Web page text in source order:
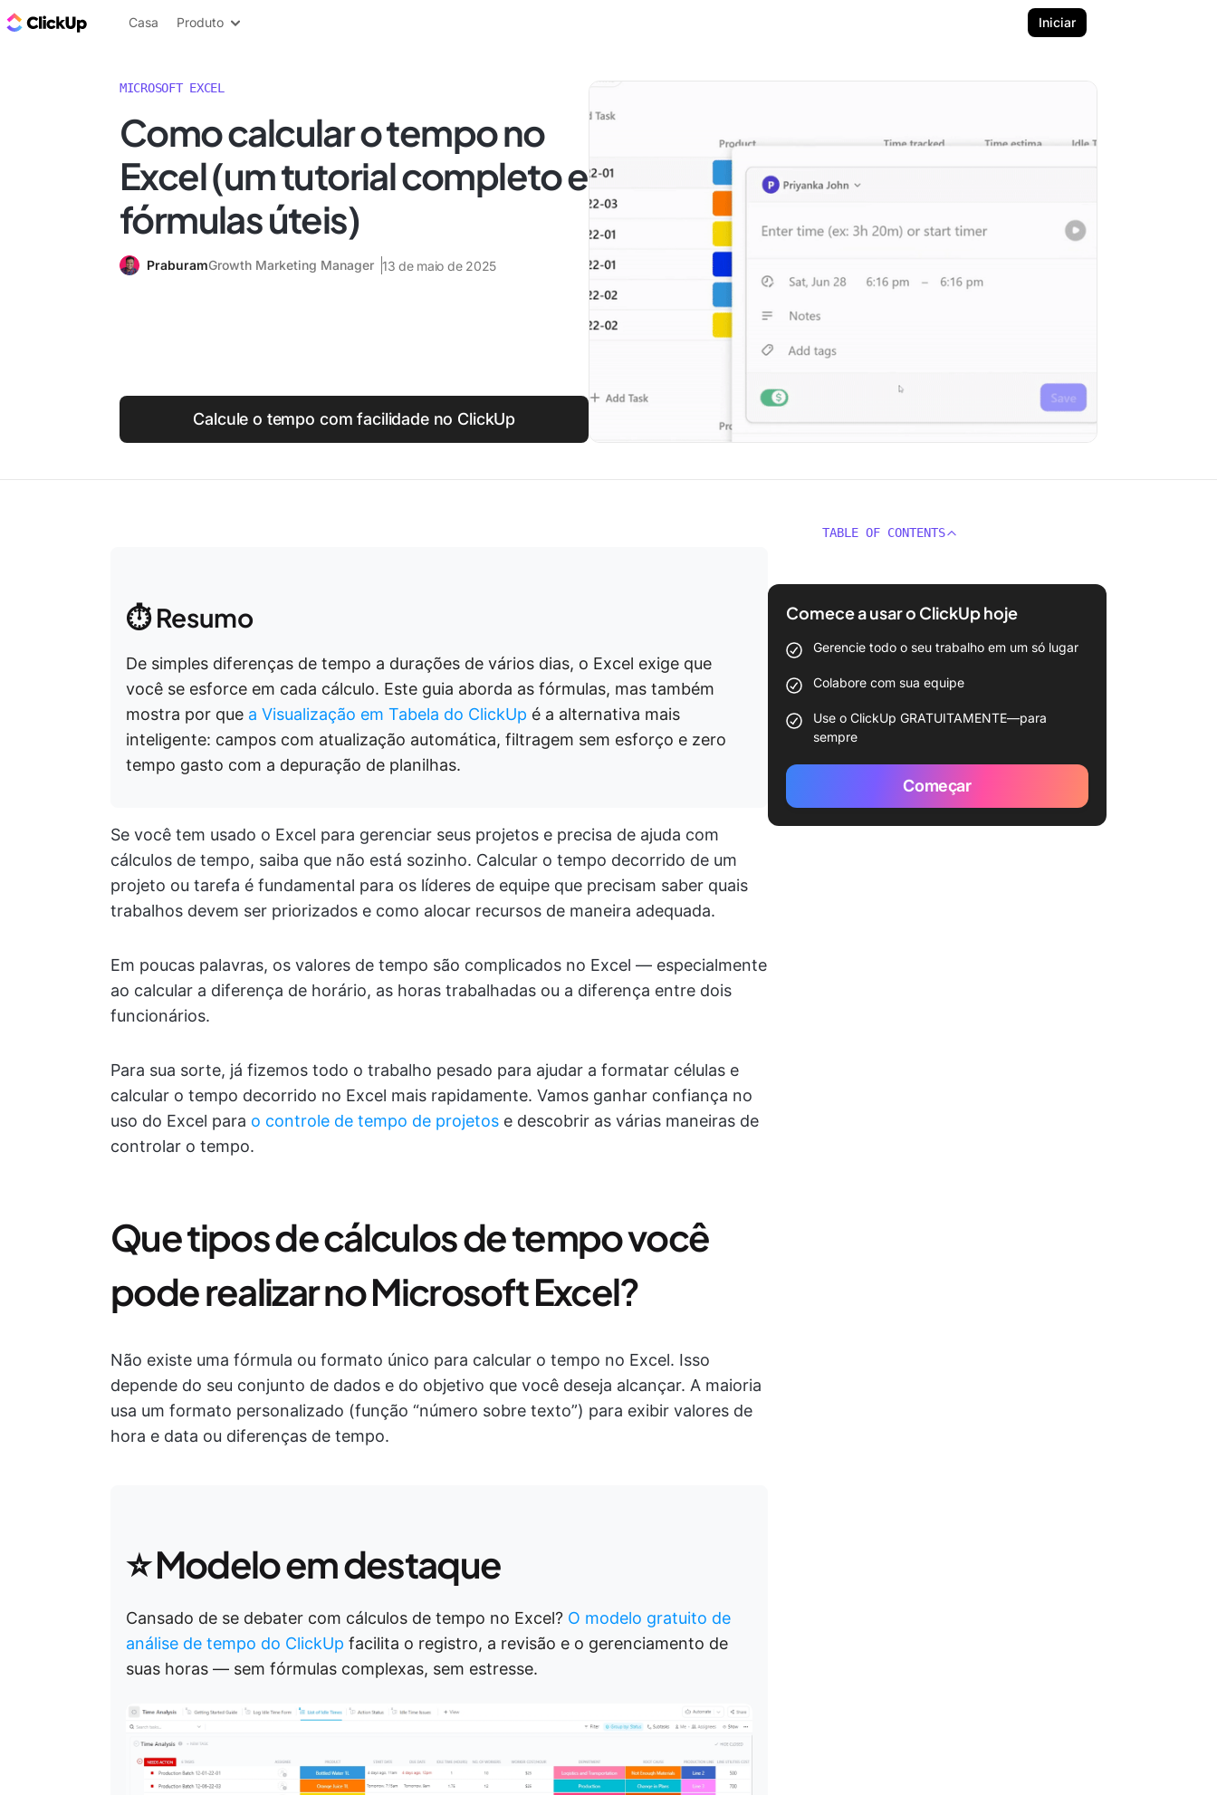
ClickUp Blogue
Casa Produto Iniciar
MICROSOFT EXCEL
Como calcular o tempo no
Excel (um tutorial completo e
fórmulas úteis)
PraburamGrowth Marketing Manager 13 de maio de 2025
Calcule o tempo com facilidade no ClickUp
⏱️ Resumo
De simples diferenças de tempo a durações de vários dias, o Excel exige que
você se esforce em cada cálculo. Este guia aborda as fórmulas, mas também
mostra por que a Visualização em Tabela do ClickUp é a alternativa mais
inteligente: campos com atualização automática, filtragem sem esforço e zero
tempo gasto com a depuração de planilhas.
Se você tem usado o Excel para gerenciar seus projetos e precisa de ajuda com
cálculos de tempo, saiba que não está sozinho. Calcular o tempo decorrido de um
projeto ou tarefa é fundamental para os líderes de equipe que precisam saber quais
trabalhos devem ser priorizados e como alocar recursos de maneira adequada.
Em poucas palavras, os valores de tempo são complicados no Excel — especialmente
ao calcular a diferença de horário, as horas trabalhadas ou a diferença entre dois
funcionários.
Para sua sorte, já fizemos todo o trabalho pesado para ajudar a formatar células e
calcular o tempo decorrido no Excel mais rapidamente. Vamos ganhar confiança no
uso do Excel para o controle de tempo de projetos e descobrir as várias maneiras de
controlar o tempo.
Que tipos de cálculos de tempo você
pode realizar no Microsoft Excel?
Não existe uma fórmula ou formato único para calcular o tempo no Excel. Isso
depende do seu conjunto de dados e do objetivo que você deseja alcançar. A maioria
usa um formato personalizado (função “número sobre texto”) para exibir valores de
hora e data ou diferenças de tempo.
⭐ Modelo em destaque
Cansado de se debater com cálculos de tempo no Excel? O modelo gratuito de
análise de tempo do ClickUp facilita o registro, a revisão e o gerenciamento de
suas horas — sem fórmulas complexas, sem estresse.
TABLE OF CONTENTS
Comece a usar o ClickUp hoje
Gerencie todo o seu trabalho em um só lugar
Colabore com sua equipe
Use o ClickUp GRATUITAMENTE—para
sempre
Começar